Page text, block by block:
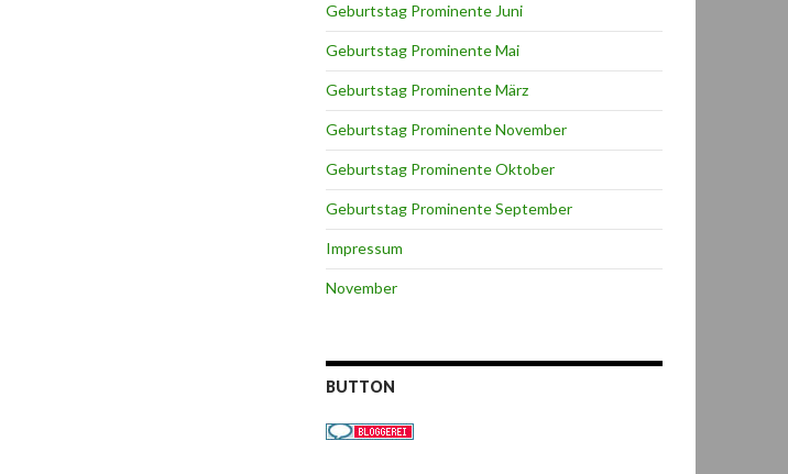
Geburtstag Prominente Juni
Geburtstag Prominente Mai
Geburtstag Prominente März
Geburtstag Prominente November
Geburtstag Prominente Oktober
Geburtstag Prominente September
Impressum
November
BUTTON